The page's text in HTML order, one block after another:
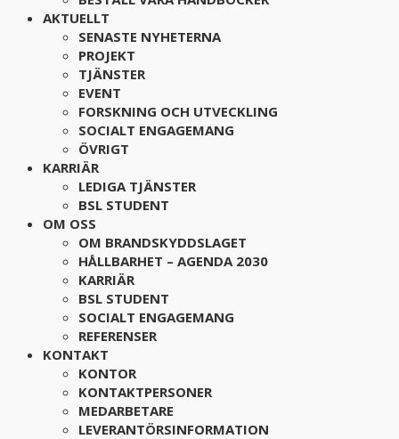
AKTUELLT
SENASTE NYHETERNA
PROJEKT
TJÄNSTER
EVENT
FORSKNING OCH UTVECKLING
SOCIALT ENGAGEMANG
ÖVRIGT
KARRIÄR
LEDIGA TJÄNSTER
BSL STUDENT
OM OSS
OM BRANDSKYDDSLAGET
HÅLLBARHET – AGENDA 2030
KARRIÄR
BSL STUDENT
SOCIALT ENGAGEMANG
REFERENSER
KONTAKT
KONTOR
KONTAKTPERSONER
MEDARBETARE
LEVERANTÖRSINFORMATION